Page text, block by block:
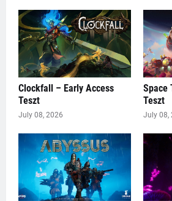
Clockfall – Early Access
Teszt
July 08, 2026
Space
Teszt
July 08,